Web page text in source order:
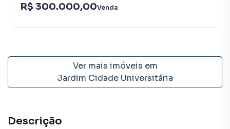
R$ 300.000,00Venda
Ver mais imóveis em
Jardim Cidade Universitária
Descrição